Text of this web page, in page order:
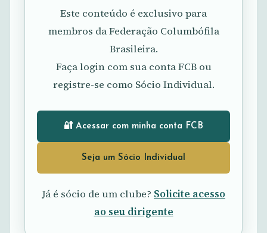
Este conteúdo é exclusivo para
membros da Federação Columbófila
Brasileira.
Faça login com sua conta FCB ou
registre-se como Sócio Individual.
🔐 Acessar com minha conta FCB
Seja um Sócio Individual
Já é sócio de um clube? Solicite acesso
ao seu dirigente